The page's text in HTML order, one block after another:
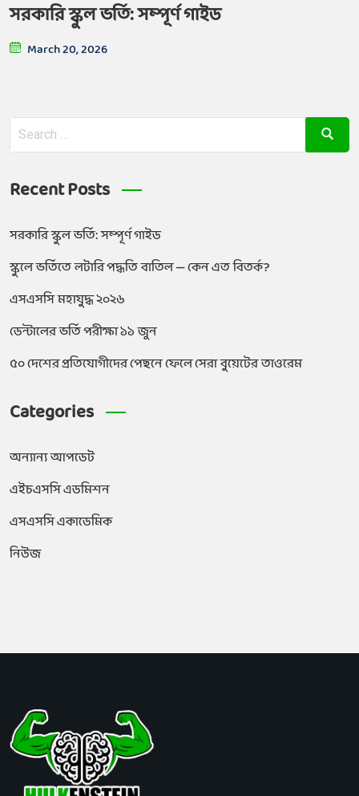
সরকারি স্কুল ভর্তি: সম্পূর্ণ গাইড
March 20, 2026
Recent Posts
সরকারি স্কুল ভর্তি: সম্পূর্ণ গাইড
স্কুলে ভর্তিতে লটারি পদ্ধতি বাতিল — কেন এত বিতর্ক?
এসএসসি মহাযুদ্ধ ২০২৬
ডেন্টালের ভর্তি পরীক্ষা ১১ জুন
৫০ দেশের প্রতিযোগীদের পেছনে ফেলে সেরা বুয়েটের তাওরেম
Categories
অন্যান্য আপডেট
এইচএসসি এডমিশন
এসএসসি একাডেমিক
নিউজ